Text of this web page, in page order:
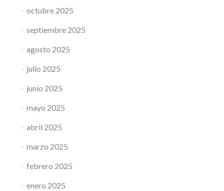
octubre 2025
septiembre 2025
agosto 2025
julio 2025
junio 2025
mayo 2025
abril 2025
marzo 2025
febrero 2025
enero 2025